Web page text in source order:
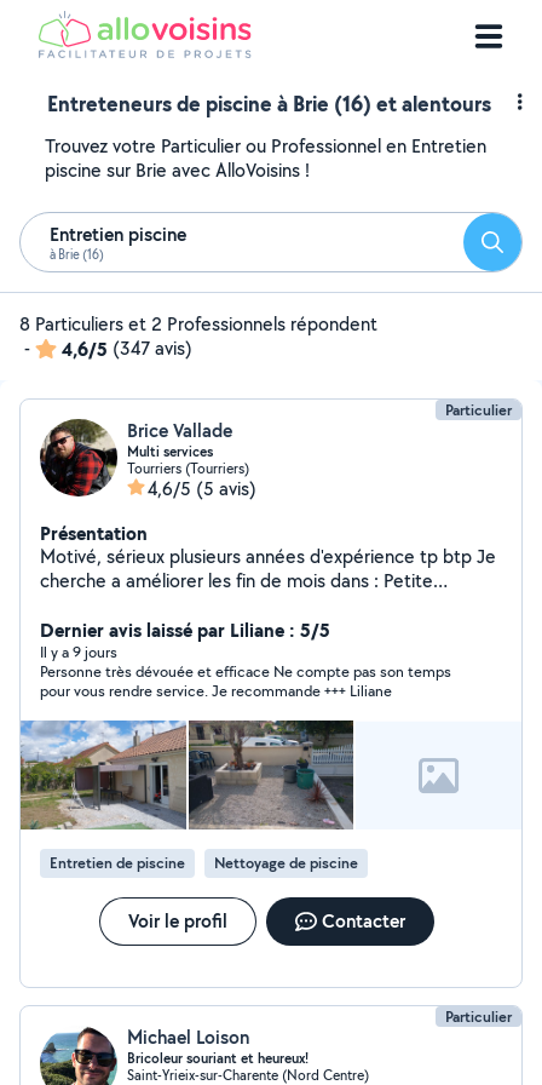
Entreteneurs de piscine à Brie (16) et alentours
Trouvez votre Particulier ou Professionnel en Entretien
piscine sur Brie avec AlloVoisins !
Entretien piscine
à Brie (16)
8 Particuliers et 2 Professionnels répondent
-
4,6/5 (347 avis)
Particulier
Brice Vallade
Multi services
Tourriers (Tourriers)
4,6/5 (5 avis)
Présentation
Motivé, sérieux plusieurs années d'expérience tp btp Je
cherche a améliorer les fin de mois dans : Petite
terrasse, nettoyage gouttière, nettoyage monument
funéraire, débouchage évacuation (wc, évier)tout les
petits travaux de maison également ne pas hésiter à me
contacter
Dernier avis laissé par Liliane : 5/5
Il y a 9 jours
Personne très dévouée et efficace Ne compte pas son temps
pour vous rendre service. Je recommande +++ Liliane
Entretien de piscine Nettoyage de piscine
Voir le profil Contacter
Particulier
Michael Loison
Bricoleur souriant et heureux!
Saint-Yrieix-sur-Charente (Nord Centre)